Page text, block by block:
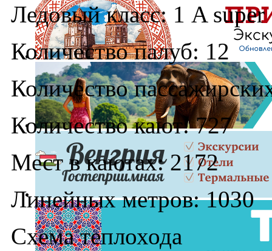
Ледовый класс: 1 A super
Количество палуб: 12
Количество
Количество кают: 727
Мест в каютах: 2172
Линейных метров: 1030
Схема теплохода